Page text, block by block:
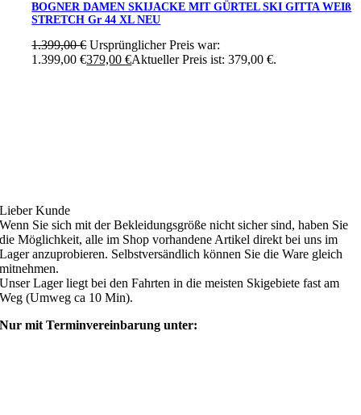
BOGNER DAMEN SKIJACKE MIT GÜRTEL SKI GITTA WEIß
STRETCH Gr 44 XL NEU
1.399,00€ Ursprünglicher Preis war:
1.399,00 €379,00€Aktueller Preis ist: 379,00 €.
Lieber Kunde
Wenn Sie sich mit der Bekleidungsgröße nicht sicher sind, haben Sie
die Möglichkeit, alle im Shop vorhandene Artikel direkt bei uns im
Lager anzuprobieren. Selbstversändlich können Sie die Ware gleich
mitnehmen.
Unser Lager liegt bei den Fahrten in die meisten Skigebiete fast am
Weg (Umweg ca 10 Min).
Nur mit Terminvereinbarung unter: